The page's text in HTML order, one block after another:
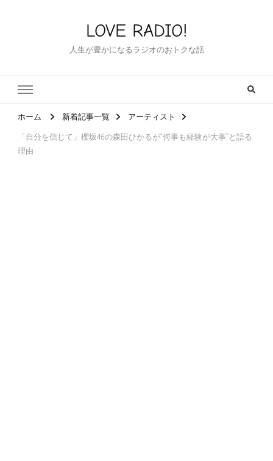
LOVE RADIO!
人生が豊かになるラジオのおトクな話
ホーム 新着記事一覧 アーティスト
「自分を信じて」櫻坂46の森田ひかるが”何事も経験が大事”と語る
理由